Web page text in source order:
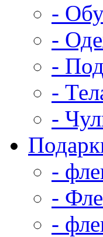
-
-
-
-
-
-
-
-